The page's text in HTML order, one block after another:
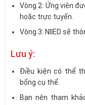
Vòng 2: Ứng viên
hoặc trực tuyến.
Vòng 3: NIIED sẽ
Lưu ý:
Điều kiện có thể
bổng cụ thể.
Bạn nên tham